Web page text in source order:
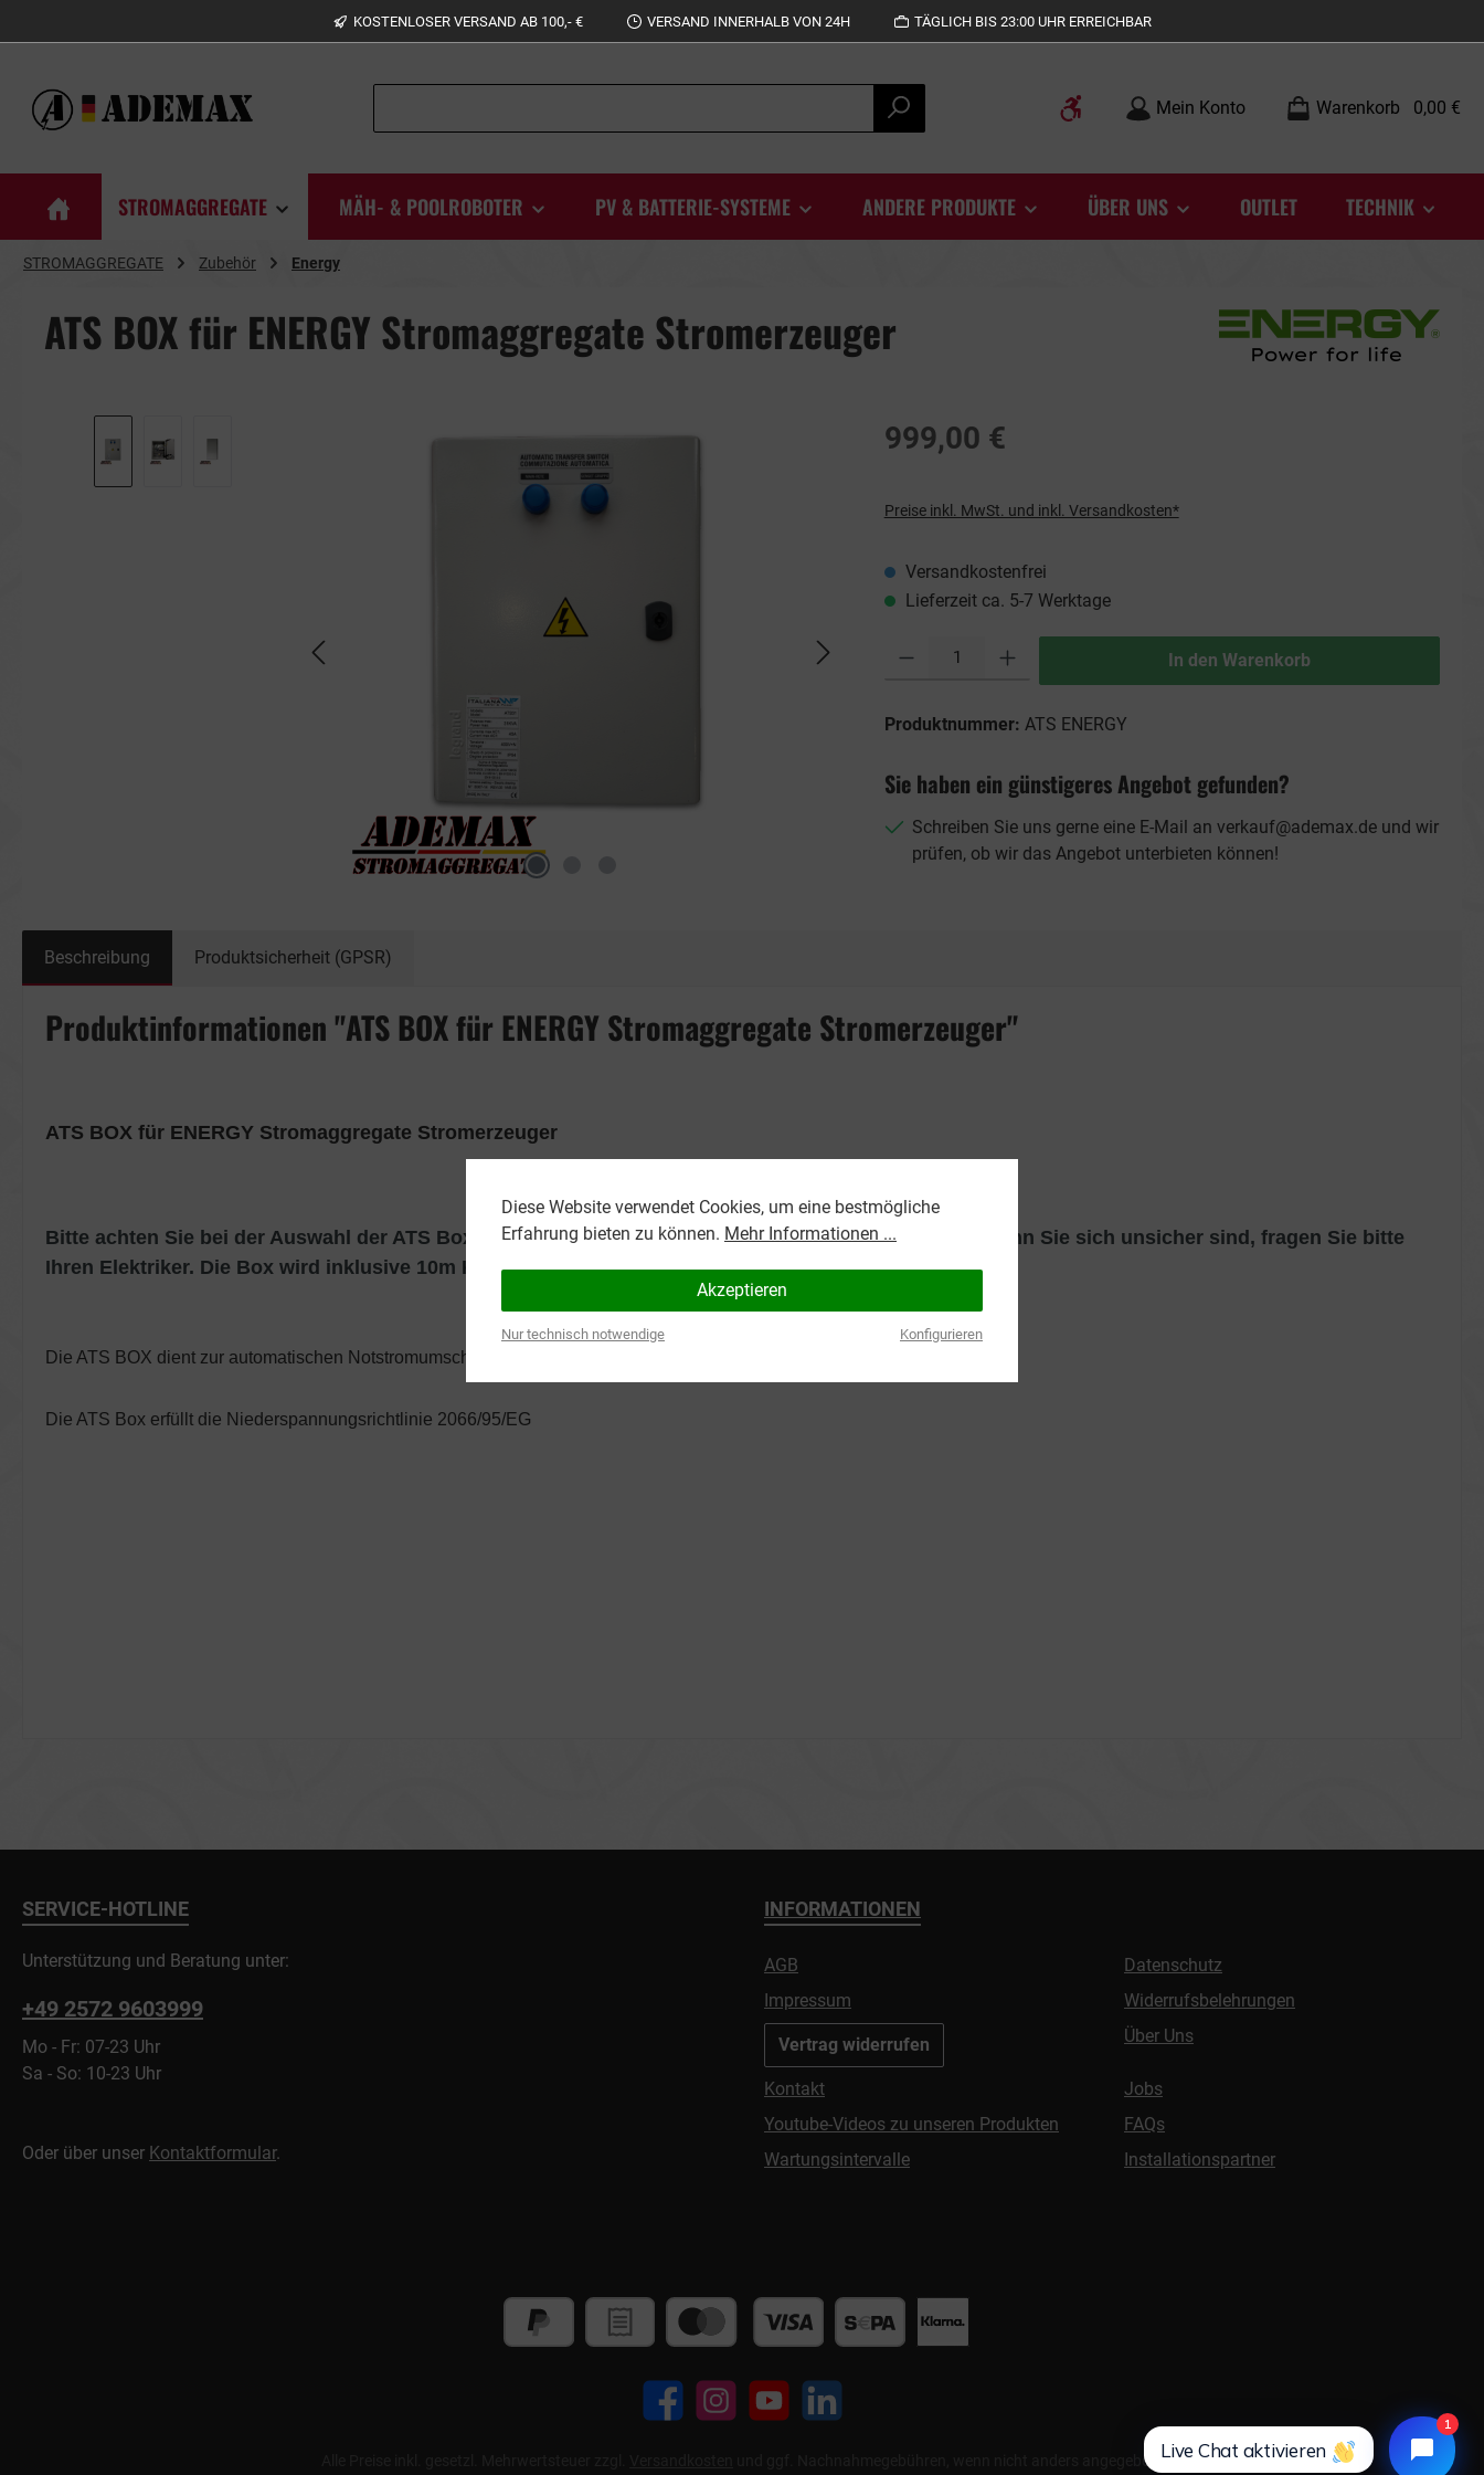
KOSTENLOSER VERSAND AB 100,- € VERSAND INNERHALB VON 24H TÄGLICH BIS 23:00 UHR ERREICHBAR
Werkzeugleiste anzeigen
Mein Konto Warenkorb 0,00 €
STROMAGGREGATE MÄH- & POOLROBOTER PV & BATTERIE-SYSTEME ANDERE PRODUKTE ÜBER UNS OUTLET TECHNIK
STROMAGGREGATE Zubehör Energy
ATS BOX für ENERGY Stromaggregate Stromerzeuger
999,00 €
Preise inkl. MwSt. und inkl. Versandkosten*
Versandkostenfrei
Lieferzeit ca. 5-7 Werktage
In den Warenkorb
Produktnummer: ATS ENERGY
Sie haben ein günstigeres Angebot gefunden?
Schreiben Sie uns gerne eine E-Mail an verkauf@ademax.deund wir
prüfen, ob wir das Angebot unterbieten können!
Beschreibung Produktsicherheit (GPSR)
Produktinformationen "ATS BOX für ENERGY Stromaggregate Stromerzeuger"
ATS BOX für ENERGY Stromaggregate Stromerzeuger
Bitte achten Sie bei der Auswahl der ATS Box auf die AMP Leistung die Sie für zu Hause brauchen. Wenn Sie sich unsicher sind, fragen Sie bitte
Ihren Elektriker. Die Box wird inklusive 10m Kabel geliefert.
Die ATS BOX dient zur automatischen Notstromumschaltung bei Netzausfall.
Die ATS Box erfüllt die Niederspannungsrichtlinie 2066/95/EG
SERVICE-HOTLINE
Unterstützung und Beratung unter:
+49 2572 9603999
Mo - Fr: 07-23 Uhr
Sa - So: 10-23 Uhr
Oder über unser Kontaktformular.
INFORMATIONEN
AGB
Datenschutz
Impressum
Widerrufsbelehrungen
Vertrag widerrufen Über Uns
Kontakt
Jobs
Youtube-Videos zu unseren Produkten
FAQs
Wartungsintervalle
Installationspartner
FacebookInstagramYouTube
und ggf. Nachnahmegebühren, wenn nicht anders angegeben.Live Chat aktivieren
1
Diese Website verwendet Cookies, um eine bestmögliche
Erfahrung bieten zu können. Mehr Informationen ...
Akzeptieren
Nur technisch notwendige Konfigurieren